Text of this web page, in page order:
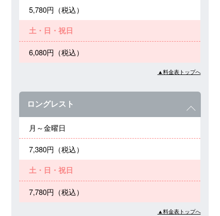
5,780円（税込）
土・日・祝日
6,080円（税込）
▲料金表トップへ
ロングレスト
月～金曜日
7,380円（税込）
土・日・祝日
7,780円（税込）
▲料金表トップへ